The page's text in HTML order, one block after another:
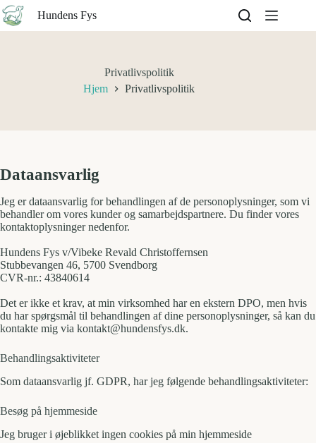
Fortsæt
til
indhold
Hundens Fys
Privatlivspolitik
Hjem
Privatlivspolitik
Dataansvarlig
Jeg er dataansvarlig for behandlingen af de personoplysninger, som vi
behandler om vores kunder og samarbejdspartnere. Du finder vores
kontaktoplysninger nedenfor.
Hundens Fys v/Vibeke Revald Christoffernsen
Stubbevangen 46, 5700 Svendborg
CVR-nr.: 43840614
Det er ikke et krav, at min virksomhed har en ekstern DPO, men hvis
du har spørgsmål til behandlingen af dine personoplysninger, så kan du
kontakte mig via kontakt@hundensfys.dk.
Behandlingsaktiviteter
Som dataansvarlig jf. GDPR, har jeg følgende behandlingsaktiviteter:
Besøg på hjemmeside
Jeg bruger i øjeblikket ingen cookies på min hjemmeside